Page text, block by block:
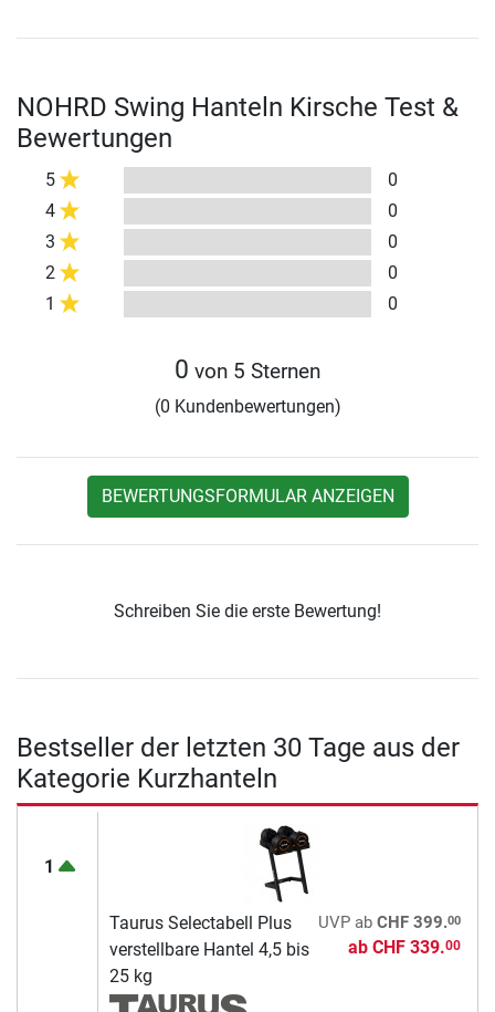
NOHRD Swing Hanteln Kirsche Test &
Bewertungen
5
0
4
0
3
0
2
0
1
0
0 von 5 Sternen
(0 Kundenbewertungen)
BEWERTUNGSFORMULAR ANZEIGEN
Schreiben Sie die erste Bewertung!
Bestseller der letzten 30 Tage aus der
Kategorie Kurzhanteln
1
Taurus Selectabell Plus
verstellbare Hantel 4,5 bis
25 kg
UVPab CHF 399.00
ab CHF 339.00